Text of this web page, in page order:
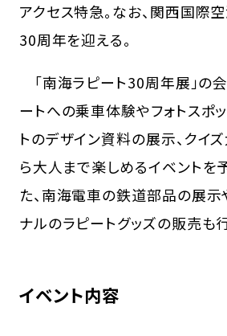
アクセス特急。なお、関西国際
30周年を迎える。
「南海ラピート30周年展」の
ートへの乗車体験やフォトスポ
トのデザイン資料の展示、クイ
ら大人まで楽しめるイベントを
た、南海電車の鉄道部品の展示
ナルのラピートグッズの販売も
イベント内容